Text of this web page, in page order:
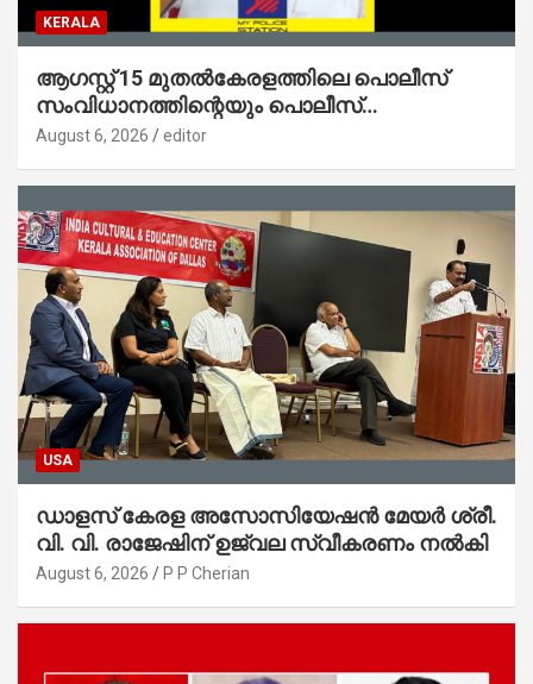
KERALA
ആഗസ്റ്റ് 15 മുതല്‍കേരളത്തിലെ പൊലീസ്
സംവിധാനത്തിന്റെയും പൊലീസ്
സ്റ്റേഷനുകളുടെയും മുഖഛായ മാറുകയാണ് :
August 6, 2026 editor
USA
ഡാളസ് കേരള അസോസിയേഷൻ മേയർ ശ്രീ.
വി. വി. രാജേഷിന് ഉജ്വല സ്വീകരണം നൽകി
August 6, 2026 P P Cherian